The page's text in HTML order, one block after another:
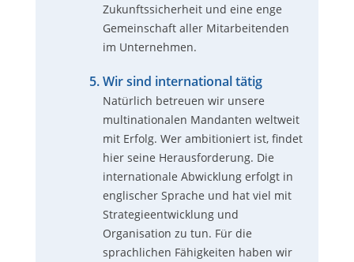
Zukunftssicherheit und eine enge
Gemeinschaft aller Mitarbeitenden
im Unternehmen.
Wir sind international tätig
Natürlich betreuen wir unsere
multinationalen Mandanten weltweit
mit Erfolg. Wer ambitioniert ist, findet
hier seine Herausforderung. Die
internationale Abwicklung erfolgt in
englischer Sprache und hat viel mit
Strategieentwicklung und
Organisation zu tun. Für die
sprachlichen Fähigkeiten haben wir